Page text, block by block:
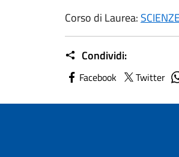
Corso di Laurea:
Condividi:
Facebook Twitter